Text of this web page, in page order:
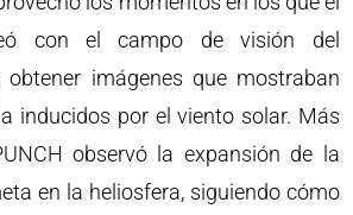
con el campo de visión del
imágenes que mostraban
inducidos por el viento solar. Más
observó la expansión de la
en la heliosfera, siguiendo cómo